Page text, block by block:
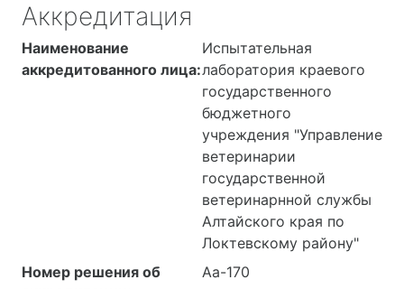
Аккредитация
Наименование
аккредитованного лица:
Испытательная
лаборатория краевого
государственного
бюджетного
учреждения "Управление
ветеринарии
государственной
ветеринарнной службы
Алтайского края по
Локтевскому району"
Номер решения об
Аа-170